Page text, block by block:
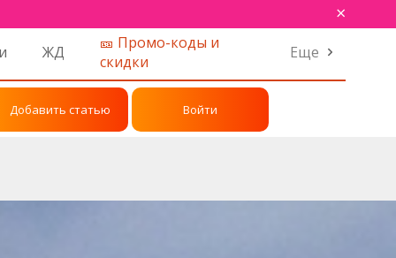
×
ЖД
🎫 Промо-коды и
скидки
Еще
Добавить статью Войти